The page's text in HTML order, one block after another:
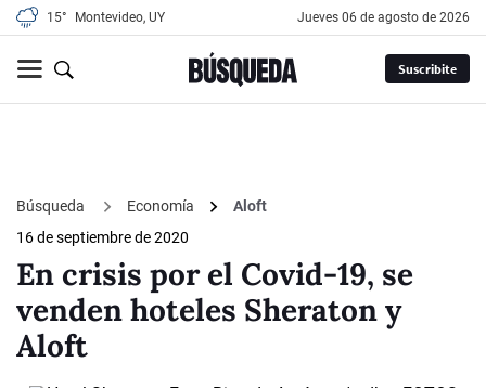
15° Montevideo, UY jueves 06 de agosto de 2026
Suscribite
Búsqueda Economía
Aloft
16 de septiembre de 2020
En crisis por el Covid-19, se
venden hoteles Sheraton y
Aloft